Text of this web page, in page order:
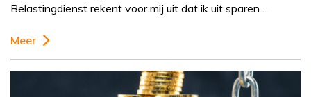
Belastingdienst rekent voor mij uit dat ik uit sparen…
Meer